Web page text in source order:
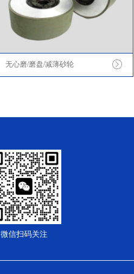
无心磨/磨盘/减薄砂轮
微信扫码关注